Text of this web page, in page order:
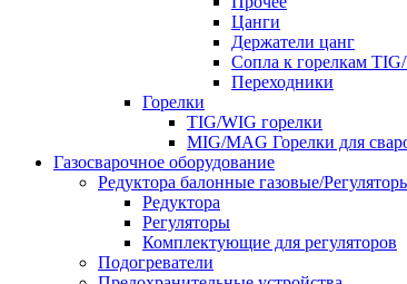
Цанги
Держатели цанг
Сопла к горелкам
Переходники
Горелки
TIG/WIG горелки
MIG/MAG Горелки для
Газосварочное оборудование
Редуктора балонные газовые/
Редуктора
Регуляторы
Комплектующие для регуляторов
Подогреватели